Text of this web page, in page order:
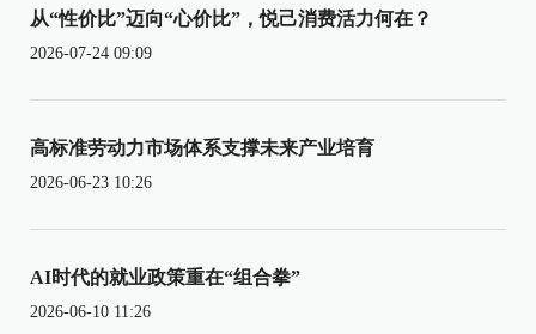
从“性价比”迈向“心价比”，悦己消费活力何在？
2026-07-24 09:09
高标准劳动力市场体系支撑未来产业培育
2026-06-23 10:26
AI时代的就业政策重在“组合拳”
2026-06-10 11:26